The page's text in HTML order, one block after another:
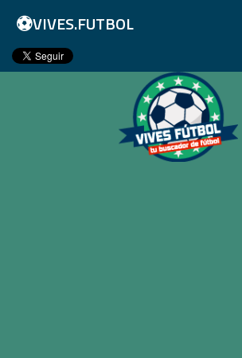
⚽VIVES.FUTBOL
Inicio